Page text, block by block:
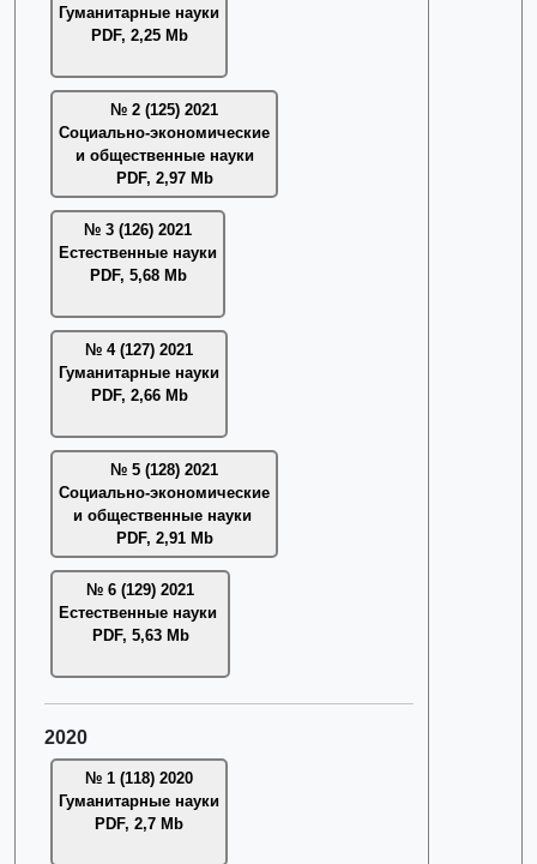
Гуманитарные науки
PDF, 2,25 Mb
№ 2 (125) 2021
Социально-экономические
и общественные науки
PDF, 2,97 Mb
№ 3 (126) 2021
Естественные науки
PDF, 5,68 Mb
№ 4 (127) 2021
Гуманитарные науки
PDF, 2,66 Mb
№ 5 (128) 2021
Социально-экономические
и общественные науки
PDF, 2,91 Mb
№ 6 (129) 2021
Естественные науки
PDF, 5,63 Mb
2020
№ 1 (118) 2020
Гуманитарные науки
PDF, 2,7 Mb